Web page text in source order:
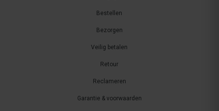
Bestellen
Bezorgen
Veilig betalen
Retour
Reclameren
Garantie & voorwaarden